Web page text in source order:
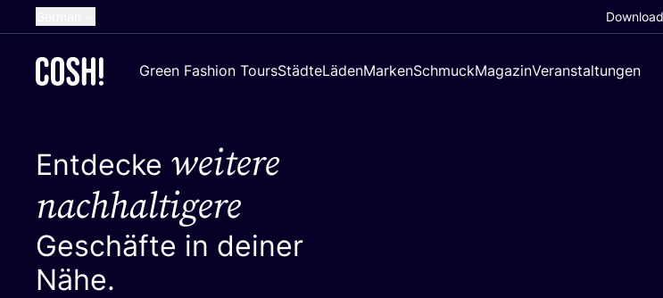
Dutch
Spanish
Green Fashion ToursStädteLädenMarkenSchmuckMagazinVeranstaltungen
Entdecke weitere
nachhaltigere
Geschäfte in deiner
Nähe.